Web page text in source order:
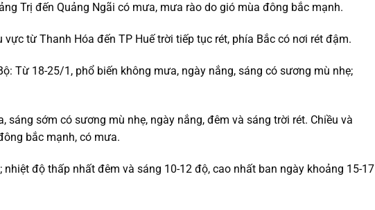
Trị đến Quảng Ngãi có mưa, mưa rào do gió mùa đông bắc mạnh.
từ Thanh Hóa đến TP Huế trời tiếp tục rét, phía Bắc có nơi rét đậm.
Từ 18-25/1, phổ biến không mưa, ngày nắng, sáng có sương mù nhẹ;
sáng sớm có sương mù nhẹ, ngày nắng, đêm và sáng trời rét. Chiều và
bắc mạnh, có mưa.
độ thấp nhất đêm và sáng 10-12 độ, cao nhất ban ngày khoảng 15-17